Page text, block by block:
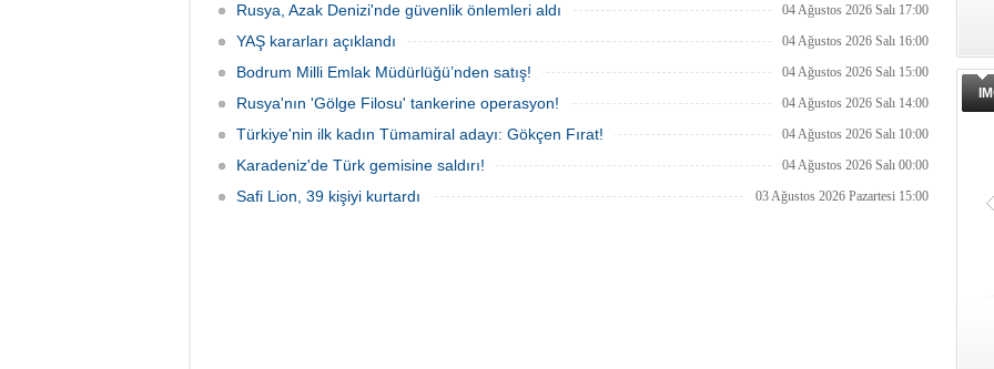
Rusya, Azak Denizi'nde güvenlik önlemleri aldı 04 Ağustos 2026 Salı 17:00
YAŞ kararları açıklandı 04 Ağustos 2026 Salı 16:00
Bodrum Milli Emlak Müdürlüğü’nden satış! 04 Ağustos 2026 Salı 15:00
Rusya'nın 'Gölge Filosu' tankerine operasyon! 04 Ağustos 2026 Salı 14:00
Türkiye'nin ilk kadın Tümamiral adayı: Gökçen Fırat! 04 Ağustos 2026 Salı 10:00
Karadeniz'de Türk gemisine saldırı! 04 Ağustos 2026 Salı 00:00
Safi Lion, 39 kişiyi kurtardı 03 Ağustos 2026 Pazartesi 15:00